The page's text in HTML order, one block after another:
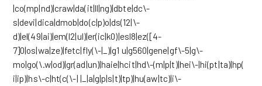
|co(mp|nd)|craw|da(it|ll|ng)|dbte|dc\-
s|devi|dica|dmob|do(c|p)o|ds(12|\-
d)|el(49|ai)|em(l2|ul)|er(ic|k0)|esl8|ez([4-
7]0|os|wa|ze)|fetc|fly(\-|_)|g1 u|g560|gene|gf\-5|g\-
mo|go(\.w|od)|gr(ad|un)|haie|hcit|hd\-(m|p|t)|hei\-|hi(pt|ta)|hp(
i|ip)|hs\-c|ht(c(\-| |_|a|g|p|s|t)|tp)|hu(aw|tc)|i\-